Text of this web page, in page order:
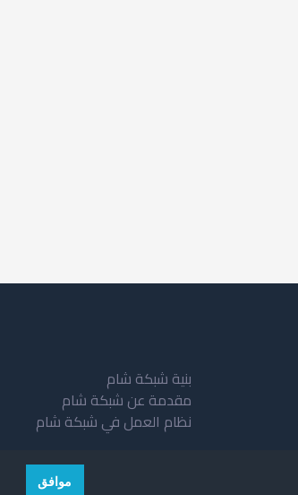
موافق
بنية شبكة شام
مقدمة عن شبكة شام
نظام العمل في شبكة شام